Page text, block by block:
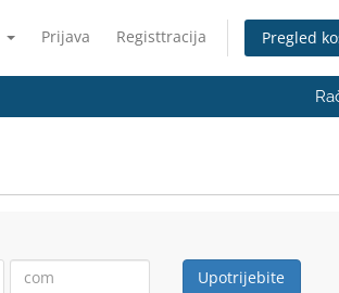
Prijava Registtracija Pregled
Upotrijebite